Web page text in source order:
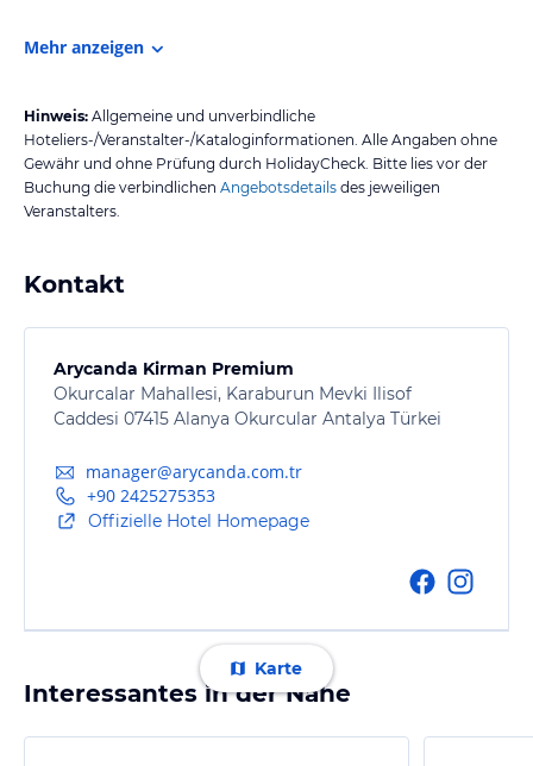
Mehr anzeigen
Hinweis: Allgemeine und unverbindliche
Hoteliers-/Veranstalter-/Kataloginformationen. Alle Angaben ohne
Gewähr und ohne Prüfung durch HolidayCheck. Bitte lies vor der
Buchung die verbindlichen Angebotsdetails des jeweiligen
Veranstalters.
Kontakt
Arycanda Kirman Premium
Okurcalar Mahallesi, Karaburun Mevki Ilisof
Caddesi 07415 Alanya Okurcular Antalya Türkei
manager@arycanda.com.tr
+90 2425275353
Offizielle Hotel Homepage
Karte
Interessantes in der Nähe